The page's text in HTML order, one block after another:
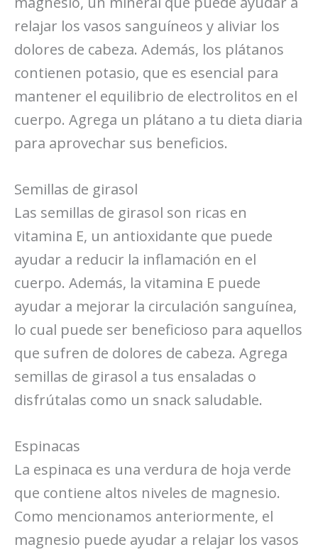
relajar los vasos sanguíneos y aliviar los
dolores de cabeza. Además, los plátanos
contienen potasio, que es esencial para
mantener el equilibrio de electrolitos en el
cuerpo. Agrega un plátano a tu dieta diaria
para aprovechar sus beneficios.
Semillas de girasol
Las semillas de girasol son ricas en
vitamina E, un antioxidante que puede
ayudar a reducir la inflamación en el
cuerpo. Además, la vitamina E puede
ayudar a mejorar la circulación sanguínea,
lo cual puede ser beneficioso para aquellos
que sufren de dolores de cabeza. Agrega
semillas de girasol a tus ensaladas o
disfrútalas como un snack saludable.
Espinacas
La espinaca es una verdura de hoja verde
que contiene altos niveles de magnesio.
Como mencionamos anteriormente, el
magnesio puede ayudar a relajar los vasos